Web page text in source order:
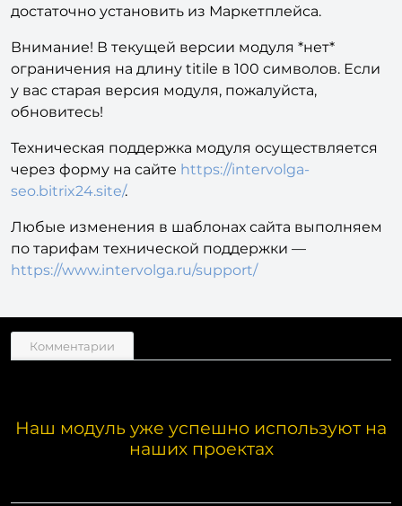
достаточно установить из Маркетплейса.
Внимание! В текущей версии модуля *нет*
ограничения на длину titile в 100 символов. Если
у вас старая версия модуля, пожалуйста,
обновитесь!
Техническая поддержка модуля осуществляется
через форму на сайте https://intervolga-
seo.bitrix24.site/.
Любые изменения в шаблонах сайта выполняем
по тарифам технической поддержки —
https://www.intervolga.ru/support/
Комментарии
Наш модуль уже успешно используют на
наших проектах